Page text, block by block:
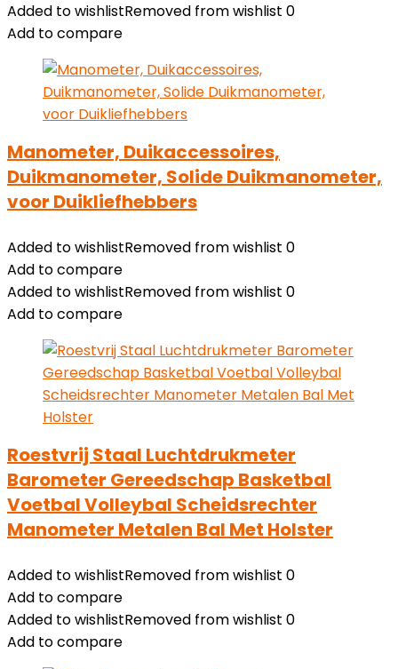
Added to wishlistRemoved from wishlist 0
Add to compare
Manometer, Duikaccessoires,
Duikmanometer, Solide Duikmanometer,
voor Duikliefhebbers
Added to wishlistRemoved from wishlist 0
Add to compare
Added to wishlistRemoved from wishlist 0
Add to compare
Roestvrij Staal Luchtdrukmeter
Barometer Gereedschap Basketbal
Voetbal Volleybal Scheidsrechter
Manometer Metalen Bal Met Holster
Added to wishlistRemoved from wishlist 0
Add to compare
Added to wishlistRemoved from wishlist 0
Add to compare